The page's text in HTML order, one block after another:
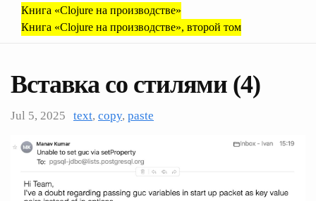
Книга «Clojure на производстве»
Книга «Clojure на производстве», второй том
Вставка со стилями (4)
Jul 5, 2025 text, copy, paste